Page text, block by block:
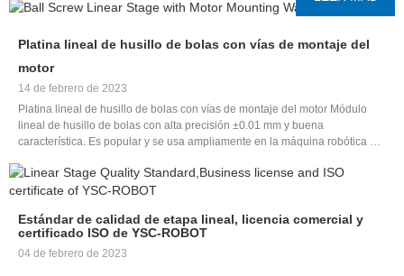
Platina lineal de husillo de bolas con vías de montaje del
motor
14 de febrero de 2023
Platina lineal de husillo de bolas con vías de montaje del motor Módulo
lineal de husillo de bolas con alta precisión ±0.01 mm y buena
característica. Es popular y se usa ampliamente en la máquina robótica de
demanda: carga útil, velocidad máxima, uso en vertical u horizontal, etc. El
módulo lineal CNC tipo husillo de bolas tiene dos tipos: uno es de tipo
Estándar de calidad de etapa lineal, licencia comercial y
certificado ISO de YSC-ROBOT
04 de febrero de 2023